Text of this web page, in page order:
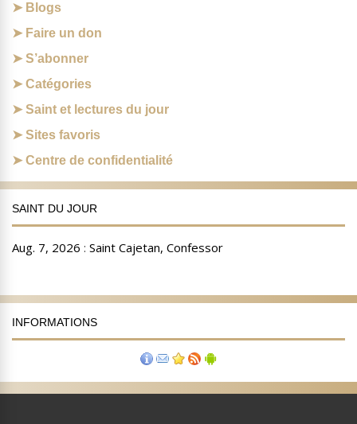
Blogs
Faire un don
S’abonner
Catégories
Saint et lectures du jour
Sites favoris
Centre de confidentialité
SAINT DU JOUR
INFORMATIONS